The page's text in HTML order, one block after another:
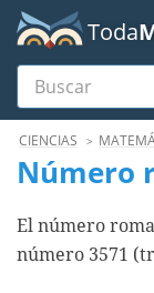
Toda
Buscar
MenúCIENCIAS
Número
El número
número 3571